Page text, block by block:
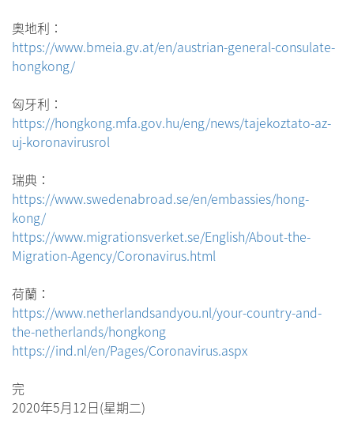
奧地利：
https://www.bmeia.gv.at/en/austrian-general-consulate-
hongkong/
匈牙利：
https://hongkong.mfa.gov.hu/eng/news/tajekoztato-az-
uj-koronavirusrol
瑞典：
https://www.swedenabroad.se/en/embassies/hong-
kong/
https://www.migrationsverket.se/English/About-the-
Migration-Agency/Coronavirus.html
荷蘭：
https://www.netherlandsandyou.nl/your-country-and-
the-netherlands/hongkong
https://ind.nl/en/Pages/Coronavirus.aspx
完
2020年5月12日(星期二)